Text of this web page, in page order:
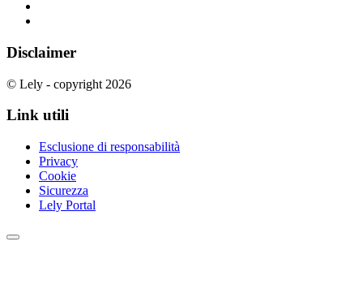
Disclaimer
© Lely - copyright 2026
Link utili
Esclusione di responsabilità
Privacy
Cookie
Sicurezza
Lely Portal